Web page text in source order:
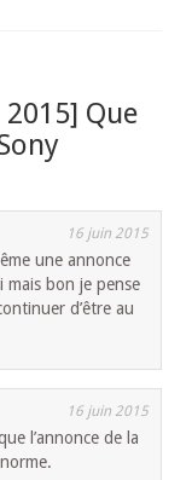
2015] Que
16 juin 2015
une annonce
bon je pense
d’être au
16 juin 2015
l’annonce de la